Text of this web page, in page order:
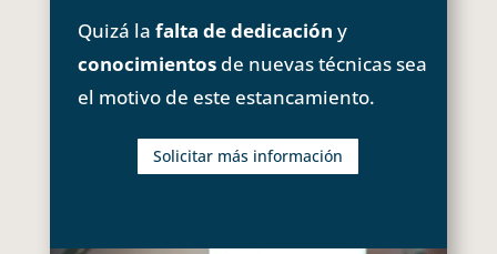
Quizá la falta de dedicación y
conocimientosde nuevas técnicas sea
el motivo de este estancamiento.
Solicitar más información